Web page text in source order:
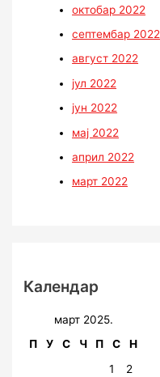
октобар 2022
септембар 2022
август 2022
јул 2022
јун 2022
мај 2022
април 2022
март 2022
Календар
март 2025.
П
У С Ч П С
Н
1
2